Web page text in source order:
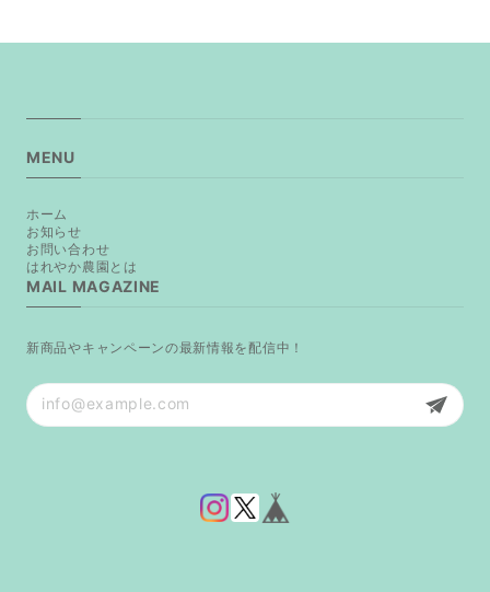
MENU
ホーム
お知らせ
お問い合わせ
はれやか農園とは
MAIL MAGAZINE
新商品やキャンペーンの最新情報を配信中！